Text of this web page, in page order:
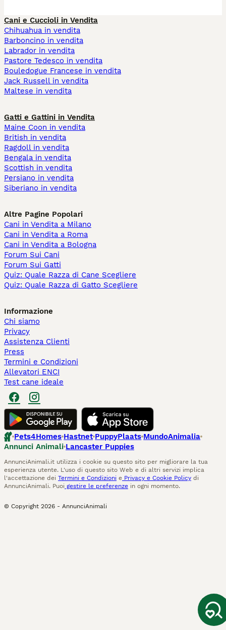
Cani e Cuccioli in Vendita
Chihuahua in vendita
Barboncino in vendita
Labrador in vendita
Pastore Tedesco in vendita
Bouledogue Francese in vendita
Jack Russell in vendita
Maltese in vendita
Gatti e Gattini in Vendita
Maine Coon in vendita
British in vendita
Ragdoll in vendita
Bengala in vendita
Scottish in vendita
Persiano in vendita
Siberiano in vendita
Altre Pagine Popolari
Cani in Vendita a Milano
Cani in Vendita a Roma
Cani in Vendita a Bologna
Forum Sui Cani
Forum Sui Gatti
Quiz: Quale Razza di Cane Scegliere
Quiz: Quale Razza di Gatto Scegliere
Informazione
Chi siamo
Privacy
Assistenza Clienti
Press
Termini e Condizioni
Allevatori ENCI
Test cane ideale
Pets4Homes Hastnet PuppyPlaats MundoAnimalia
Annunci Animali Lancaster Puppies
AnnunciAnimali.it utilizza i cookie su questo sito per migliorare la tua
esperienza utente. L'uso di questo sito Web e di altri servizi implica
l'accettazione dei Termini e Condizioni e Privacy e Cookie Policy di
AnnunciAnimali. Puoi gestire le preferenze in ogni momento.
© Copyright 2026 - AnnunciAnimali